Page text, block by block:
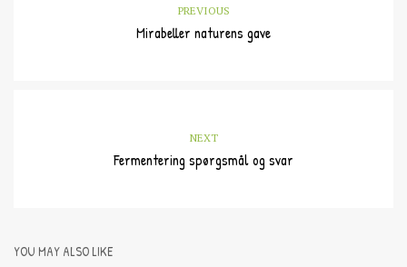
PREVIOUS
Mirabeller naturens gave
NEXT
Fermentering spørgsmål og svar
YOU MAY ALSO LIKE